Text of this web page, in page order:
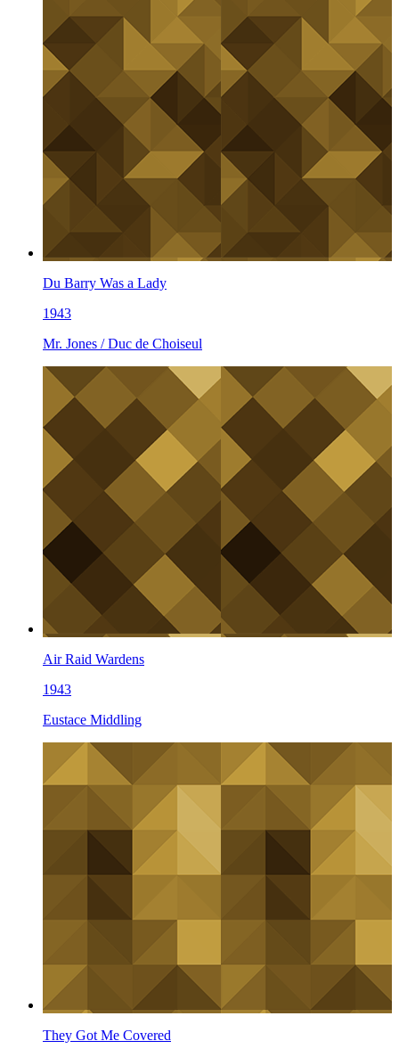
Du Barry Was a Lady
1943
Mr. Jones / Duc de Choiseul
Air Raid Wardens
1943
Eustace Middling
They Got Me Covered